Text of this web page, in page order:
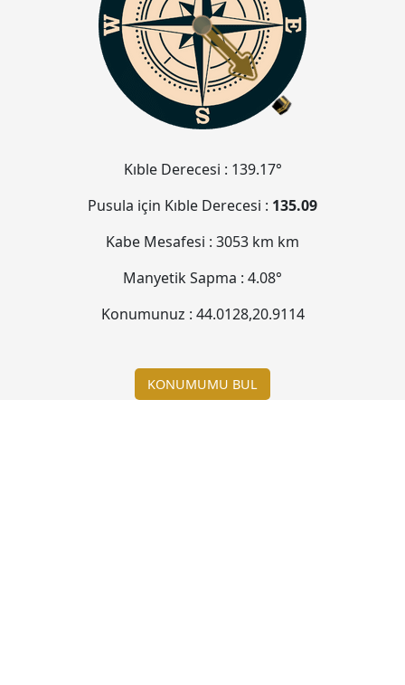
Kıble Derecesi : 139.17°
Pusula için Kıble Derecesi : 135.09
Kabe Mesafesi : 3053 km km
Manyetik Sapma : 4.08°
Konumunuz : 44.0128,20.9114
KONUMUMU BUL